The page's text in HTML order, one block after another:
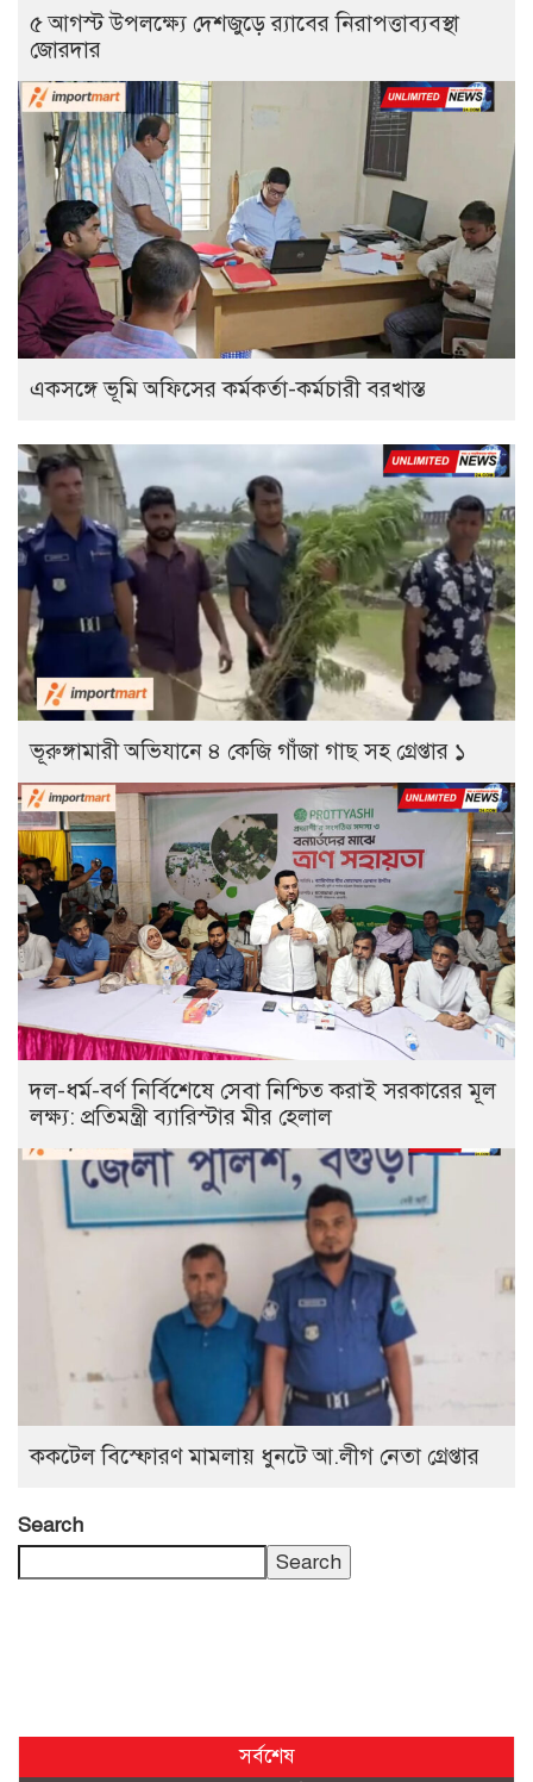
৫ আগস্ট উপলক্ষ্যে দেশজুড়ে র‌্যাবের নিরাপত্তাব্যবস্থা
জোরদার
একসঙ্গে ভূমি অফিসের কর্মকর্তা-কর্মচারী বরখাস্ত
ভূরুঙ্গামারী অভিযানে ৪ কেজি গাঁজা গাছ সহ গ্রেপ্তার ১
দল-ধর্ম-বর্ণ নির্বিশেষে সেবা নিশ্চিত করাই সরকারের মূল
লক্ষ্য: প্রতিমন্ত্রী ব্যারিস্টার মীর হেলাল
ককটেল বিস্ফোরণ মামলায় ধুনটে আ.লীগ নেতা গ্রেপ্তার
Search
Search
সর্বশেষ